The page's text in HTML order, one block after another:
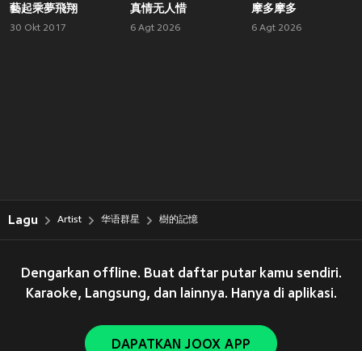
藝起乘夢飛翔
30 Okt 2017
真情无人惜
6 Agt 2026
摩多摩多
6 Agt 2026
Lagu Artist 华语群星 樹的記憶
Dengarkan offline. Buat daftar putar kamu sendiri.
Karaoke, Langsung, dan lainnya. Hanya di aplikasi.
DAPATKAN JOOX APP